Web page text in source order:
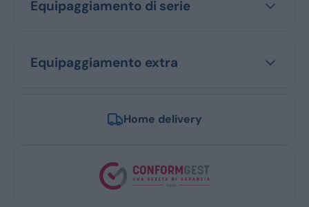
Equipaggiamento di serie
Equipaggiamento extra
Home delivery